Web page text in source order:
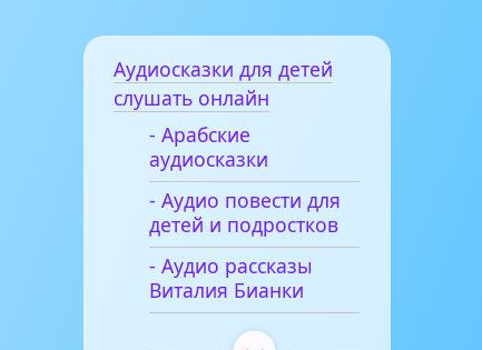
Аудиосказки для детей
слушать онлайн
- Арабские
аудиосказки
- Аудио повести для
детей и подростков
- Аудио рассказы
Виталия Бианки